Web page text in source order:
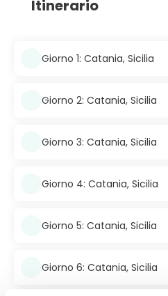
Itinerario
Giorno 1: Catania, Sicilia
Giorno 2: Catania, Sicilia
Giorno 3: Catania, Sicilia
Giorno 4: Catania, Sicilia
Giorno 5: Catania, Sicilia
Giorno 6: Catania, Sicilia